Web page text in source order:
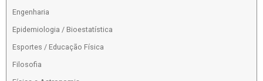
Engenharia
Epidemiologia / Bioestatística
Esportes / Educação Física
Filosofia